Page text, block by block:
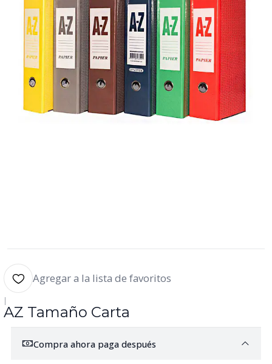
Agregar a la lista de favoritos
|
AZ Tamaño Carta
Compra ahora paga después